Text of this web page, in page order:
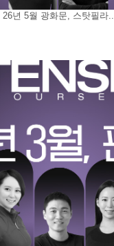
26년 5월 광화문, 스탓필라..